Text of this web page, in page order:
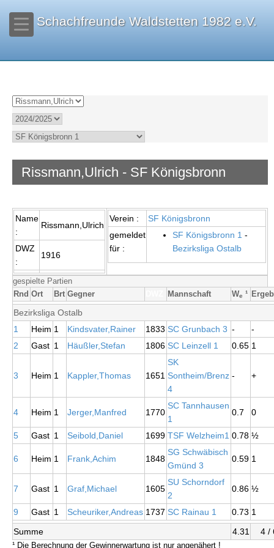
Schachfreunde Waldstetten 1982 e.V.
Rissmann,Ulrich - SF Königsbronn
Name
:
Rissmann,Ulrich
DWZ
:
1916
Verein :
SF Königsbronn
gemeldet
für :
SF Königsbronn 1 -
Bezirksliga Ostalb
gespielte Partien
Rnd Ort Brt Gegner Mannschaft We ¹
Bezirksliga Ostalb
1
Heim 1 Kindsvater,Rainer 1833 SC Grunbach 3 -
-
2
Gast 1 Häußler,Stefan 1806 SC Leinzell 1 0.65 1
3 Heim 1 Kappler,Thomas 1651
SK
Sontheim/Brenz
4
- +
4 Heim 1 Jerger,Manfred 1770
SC Tannhausen
1
0.7 0
5 Gast 1 Seibold,Daniel 1699 TSF Welzheim1 0.78 ½
6 Heim 1 Frank,Achim 1848
SG Schwäbisch
Gmünd 3
0.59 1
7 Gast 1 Graf,Michael 1605
SU Schorndorf
2
0.86 ½
9 Gast 1 Scheuriker,Andreas 1737 SC Rainau 1 0.73 1
Summe
4.31 4 /
¹ Die Berechnung der Gewinnerwartung ist nur angenähert !